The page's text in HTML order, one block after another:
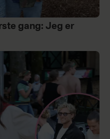
gang: Jeg er